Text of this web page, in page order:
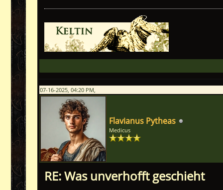
07-16-2025, 04:20 PM,
Flavianus Pytheas
Medicus
RE: Was unverhofft geschieht